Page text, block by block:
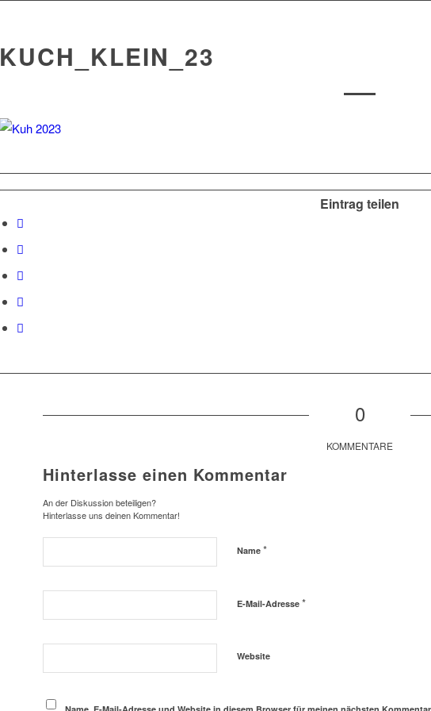
KUCH_KLEIN_23
Eintrag teilen
0
KOMMENTARE
Hinterlasse einen Kommentar
An der Diskussion beteiligen?
Hinterlasse uns deinen Kommentar!
Name *
E-Mail-Adresse *
Website